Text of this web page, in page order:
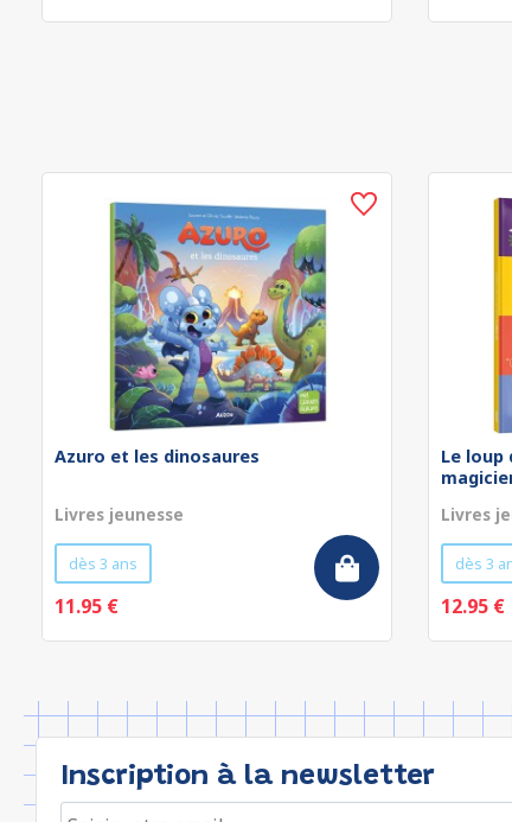
Azuro et les dinosaures
Livres jeunesse
dès 3 ans
11.95 €
Le loup
Livres
dès 3
12.95 €
Inscription à la newsletter